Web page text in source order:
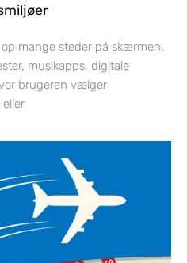
mange steder på skærmen.
musikapps, digitale
brugeren vælger